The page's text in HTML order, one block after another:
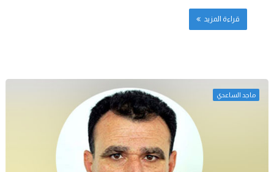
قراءة المزيد
ماجد الساعدي